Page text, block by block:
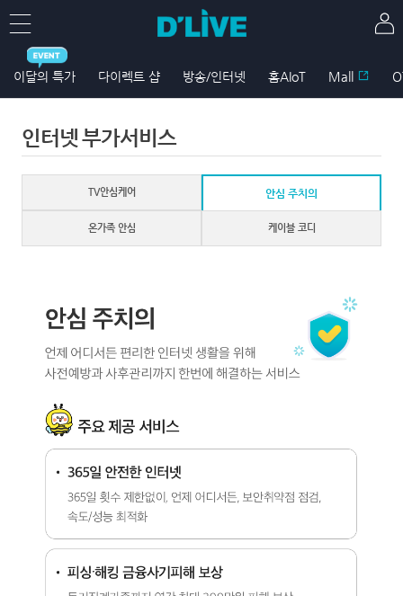
이달의 특가 다이렉트 샵 방송/인터넷 홈AIoT Mall
인터넷 부가서비스
TV안심케어 안심 주치의
온가족 안심 케이블 코디